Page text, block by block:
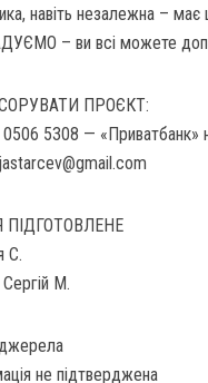
навіть незалежна – має
– ви всі можете
ПРОЄКТ:
5308 — «Приватбанк»
ПІДГОТОВЛЕНЕ
С.
М.
не підтверджена